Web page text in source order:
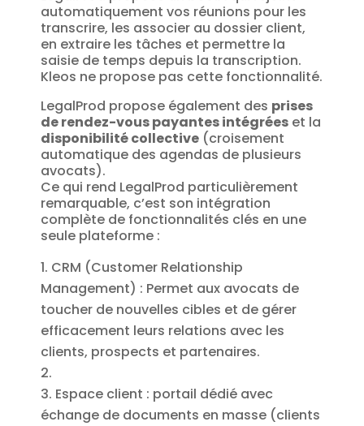
automatiquement vos réunions pour les
transcrire, les associer au dossier client,
en extraire les tâches et permettre la
saisie de temps depuis la transcription.
Kleos ne propose pas cette fonctionnalité.
LegalProd propose également des prises
de rendez-vous payantes intégréeset la
disponibilité collective(croisement
automatique des agendas de plusieurs
avocats).
Ce qui rend LegalProd particulièrement
remarquable, c’est son intégration
complète de fonctionnalités clés en une
seule plateforme :
CRM (Customer Relationship
Management) : Permet aux avocats de
toucher de nouvelles cibles et de gérer
efficacement leurs relations avec les
clients, prospects et partenaires.
Espace client : portail dédié avec
échange de documents en masse (clients